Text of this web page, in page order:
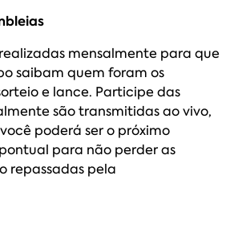
mensalmente para que
saibam quem foram os
e lance. Participe das
são transmitidas ao vivo,
poderá ser o próximo
para não perder as
repassadas pela